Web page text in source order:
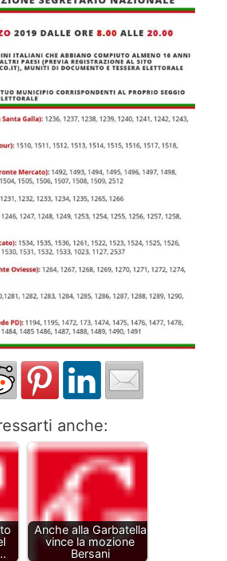
anche:
Anche alla Garbatella
vince la mozione
Bersani